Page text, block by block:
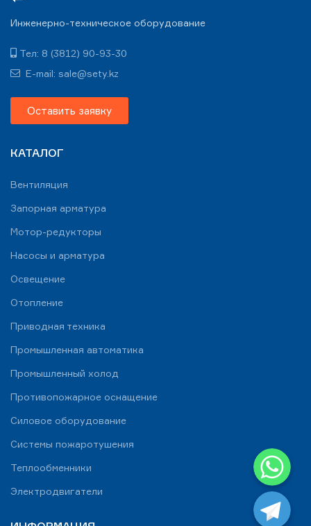
Инженерно-техническое оборудование
Тел: 8 (3812) 90-93-30
E-mail: sale@sety.kz
Оставить заявку
КАТАЛОГ
Вентиляция
Запорная арматура
Мотор-редукторы
Насосы и арматура
Освещение
Отопление
Приводная техника
Промышленная автоматика
Промышленный холод
Противопожарное оснащение
Силовое оборудование
Системы пожаротушения
Теплообменники
Электродвигатели
WhatsApp
Telegram